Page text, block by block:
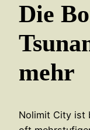
Die
mehr
Nolimit City ist